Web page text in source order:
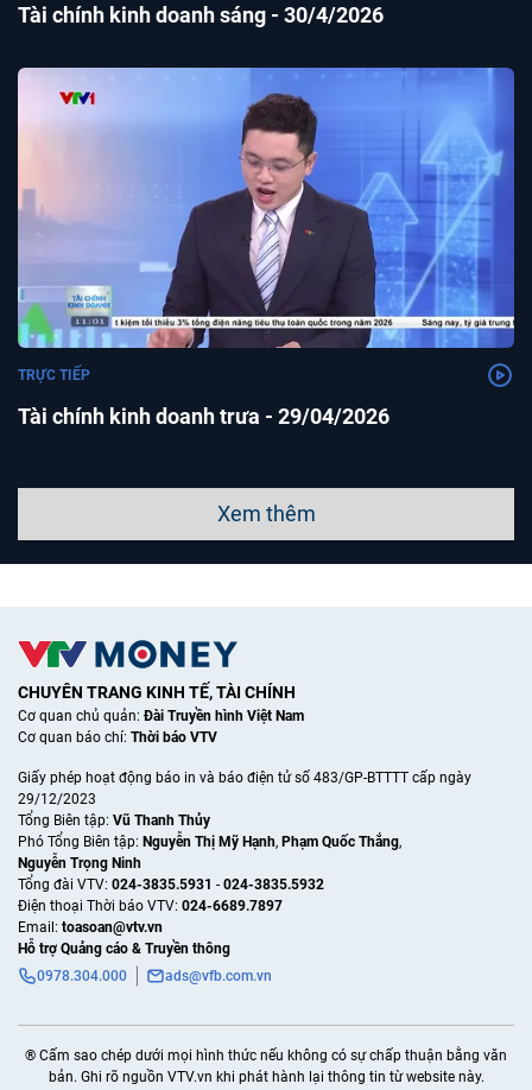
Tài chính kinh doanh sáng - 30/4/2026
Tài chính kinh doanh trưa - 29/04/2026
TRỰC TIẾP
Xem thêm
CHUYÊN TRANG KINH TẾ, TÀI CHÍNH
Cơ quan chủ quản:Đài Truyền hình Việt Nam
Cơ quan báo chí: Thời báo VTV
Giấy phép hoạt động báo in và báo điện tử số 483/GP-BTTTT cấp ngày
29/12/2023
Tổng Biên tập: Vũ Thanh Thủy
Phó Tổng Biên tập: Nguyễn Thị Mỹ Hạnh, Phạm Quốc Thắng,
Nguyễn Trọng Ninh
Tổng đài VTV: 024-3835.5931 - 024-3835.5932
Ðiện thoại Thời báo VTV: 024-6689.7897
Email: toasoan@vtv.vn
Hỗ trợ Quảng cáo & Truyền thông
0978.304.000
ads@vfb.com.vn
® Cấm sao chép dưới mọi hình thức nếu không có sự chấp thuận bằng văn
bản. Ghi rõ nguồn VTV.vn khi phát hành lại thông tin từ website này.